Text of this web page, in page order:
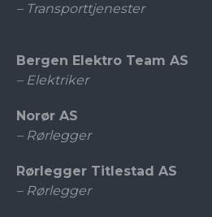
– Transporttjenester
Bergen Elektro Team AS
– Elektriker
Norør AS
– Rørlegger
Rørlegger Titlestad AS
– Rørlegger